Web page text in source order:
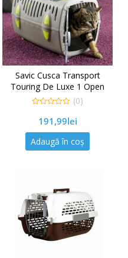
Savic Cusca Transport
Touring De Luxe 1 Open
Albastra
out
5
(0)
191,99lei
Adaugă în coș